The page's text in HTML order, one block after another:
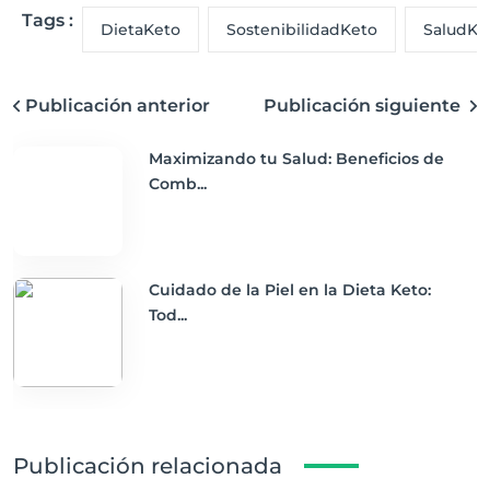
Tags : DietaKeto SostenibilidadKeto
Publicación anterior Publicación siguiente
Maximizando tu Salud: Beneficios de
Comb...
Cuidado de la Piel en la Dieta Keto:
Tod...
Publicación relacionada